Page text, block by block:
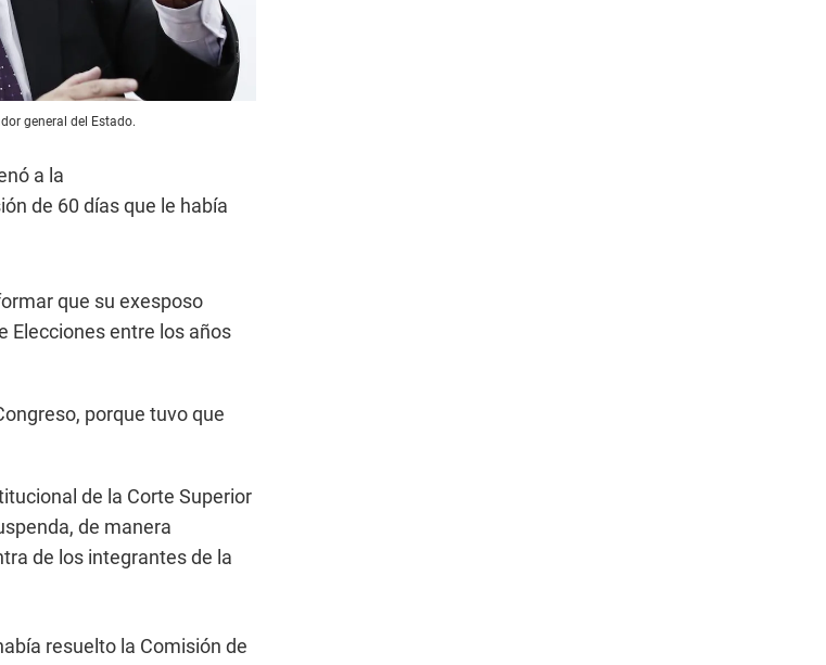
general del Estado.
a la
de 60 días que le había
que su exesposo
Elecciones entre los años
porque tuvo que
de la Corte Superior
de manera
de los integrantes de la
resuelto la Comisión de